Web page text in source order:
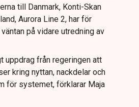
till Danmark, Konti-Skan
Aurora Line 2, har för
på vidare utredning av
uppdrag från regeringen att
kring nyttan, nackdelar och
för systemet, förklarar Maja